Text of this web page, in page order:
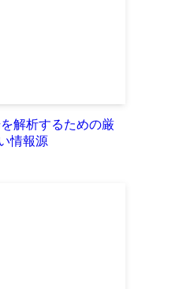
解析するための厳
情報源